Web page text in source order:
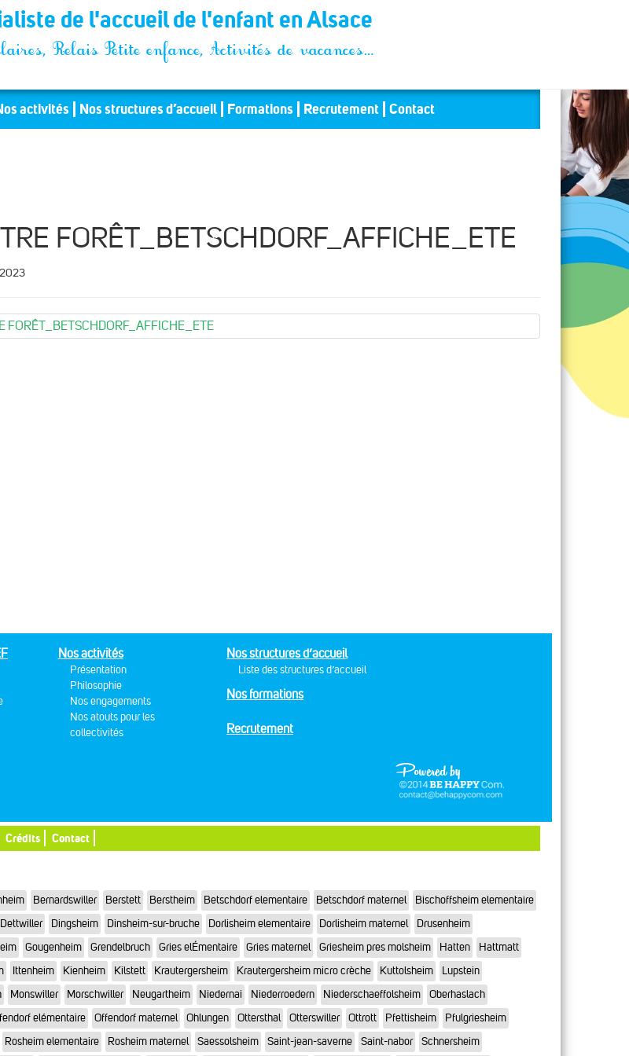
de l'accueil de l'enfant en Alsace
Relais Petite enfance, Activités de vacances…
activités Nos structures d’accueil Formations Recrutement Contact
FORÊT_BETSCHDORF_AFFICHE_ETE
FORÊT_BETSCHDORF_AFFICHE_ETE
Nos activités
Présentation
Philosophie
Nos engagements
Nos atouts pour les
collectivités
Nos structures d’accueil
Liste des structures d’accueil
Nos formations
Recrutement
Crédits Contact
Bernardswiller Berstett Berstheim Betschdorf elementaire Betschdorf maternel
Bischoffsheim elementaire
Dettwiller Dingsheim Dinsheim-sur-bruche Dorlisheim elementaire Dorlisheim maternel
Drusenheim
Gougenheim Grendelbruch Gries elÉmentaire Gries maternel Griesheim pres molsheim Hatten
Hattmatt
Ittenheim Kienheim Kilstett Krautergersheim Krautergersheim micro crèche Kuttolsheim
Lupstein
Monswiller Morschwiller Neugartheim Niedernai Niederroedern Niederschaeffolsheim
Oberhaslach
elémentaire Offendorf maternel Ohlungen Ottersthal Otterswiller Ottrott Pfettisheim
Pfulgriesheim
Rosheim elementaire Rosheim maternel Saessolsheim Saint-jean-saverne Saint-nabor Schnersheim